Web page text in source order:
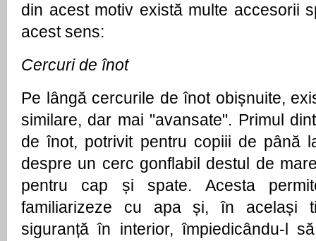
din acest motiv există multe accesorii
acest sens:
Cercuri de înot
Pe lângă cercurile de înot obișnuite,
similare, dar mai "avansate". Primul
de înot, potrivit pentru copiii de până
despre un cerc gonflabil destul de
pentru cap și spate. Acesta
familiarizeze cu apa și, în același
siguranță în interior, împiedicându-l